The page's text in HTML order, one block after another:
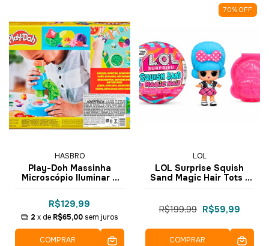
HASBRO
Play-Doh Massinha
Microscópio Iluminar e
R$129,99
2 x de R$65,00 sem juros
COMPRAR
70% OFF
LOL
LOL Surprise Squish
Sand Magic Hair Tots -
R$199,99 R$59,99
COMPRAR